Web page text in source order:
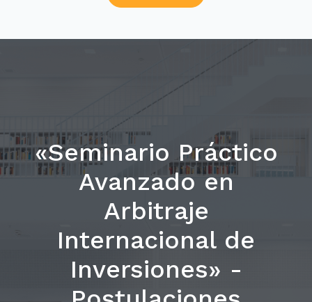
«Seminario Práctico
Avanzado en
Arbitraje
Internacional de
Inversiones» -